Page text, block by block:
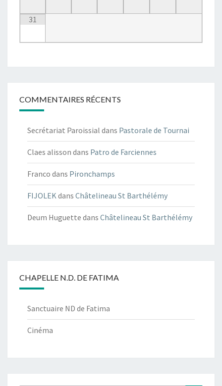
31
COMMENTAIRES RÉCENTS
Secrétariat Paroissial dans Pastorale de Tournai
Claes alisson dans Patro de Farciennes
Franco dans Pironchamps
FIJOLEKdans Châtelineau St Barthélémy
Deum Huguette dans Châtelineau St Barthélémy
CHAPELLE N.D. DE FATIMA
Sanctuaire ND de Fatima
Cinéma